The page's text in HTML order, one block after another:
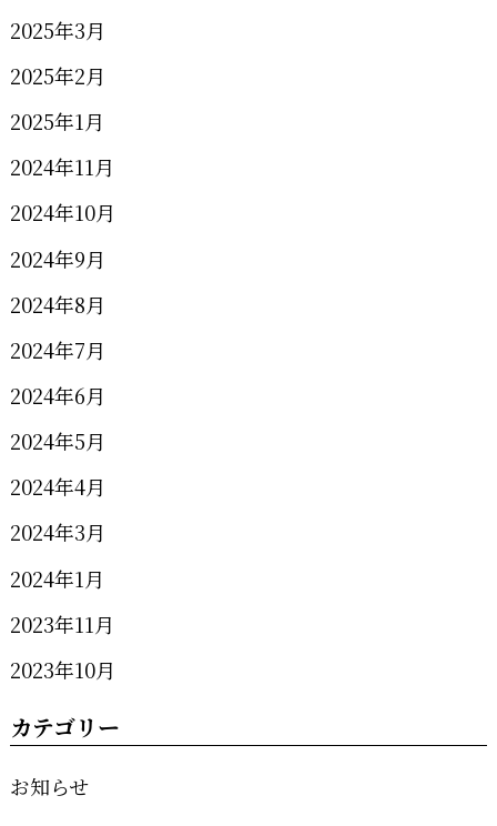
2025年3月
2025年2月
2025年1月
2024年11月
2024年10月
2024年9月
2024年8月
2024年7月
2024年6月
2024年5月
2024年4月
2024年3月
2024年1月
2023年11月
2023年10月
カテゴリー
お知らせ